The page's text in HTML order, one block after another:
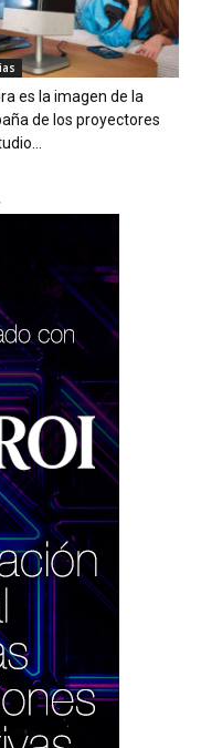
es la imagen de la
de los proyectores